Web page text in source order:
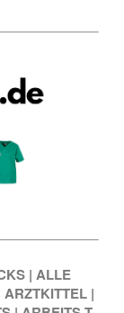
| ALLE
ARZTKITTEL |